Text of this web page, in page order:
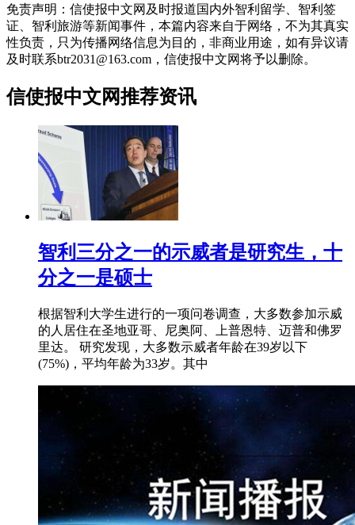
免责声明：信使报中文网及时报道国内外智利留学、智利签
证、智利旅游等新闻事件，本篇内容来自于网络，不为其真实
性负责，只为传播网络信息为目的，非商业用途，如有异议请
及时联系btr2031@163.com，信使报中文网将予以删除。
信使报中文网推荐资讯
智利三分之一的示威者是研究生，十
分之一是硕士
根据智利大学生进行的一项问卷调查，大多数参加示威
的人居住在圣地亚哥、尼奥阿、上普恩特、迈普和佛罗
里达。 研究发现，大多数示威者年龄在39岁以下
(75%)，平均年龄为33岁。其中